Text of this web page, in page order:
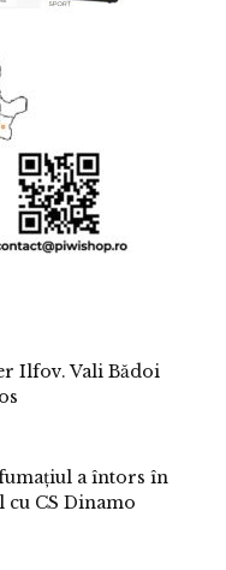
Ilfov. Vali Bădoi
a întors în
cu CS Dinamo